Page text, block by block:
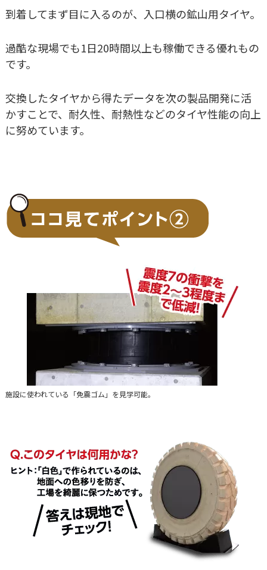
到着してまず目に入るのが、入口横の鉱山用タイヤ。
過酷な現場でも1日20時間以上も稼働できる優れもの
です。
交換したタイヤから得たデータを次の製品開発に活
かすことで、耐久性、耐熱性などのタイヤ性能の向上
に努めています。
施設に使われている「免震ゴム」を見学可能。